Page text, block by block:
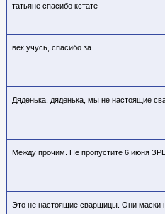
татьяне спасибо кстате
век учусь, спасибо за
Дяденька, дяденька, мы не настоящие
Между прочим. Не пропустите 6 июня
Это не настоящие сварщицы. Они маски